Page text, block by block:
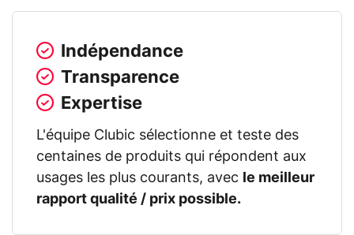
Indépendance
Transparence
Expertise
L'équipe Clubic sélectionne et teste des
centaines de produits qui répondent aux
usages les plus courants, avec
le meilleur
rapport qualité / prix possible.